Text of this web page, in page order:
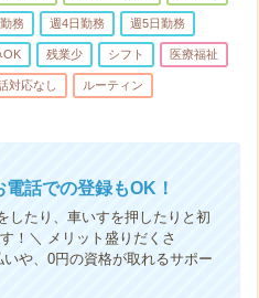
務 週4日勤務 週5日勤務
OK 残業少 シフト 医療福祉
対応なし ルーティン
話での登録もOK！
たり、車いすを押したりと初
！＼ メリット盛りだくさ
や、0円の資格が取れるサポー